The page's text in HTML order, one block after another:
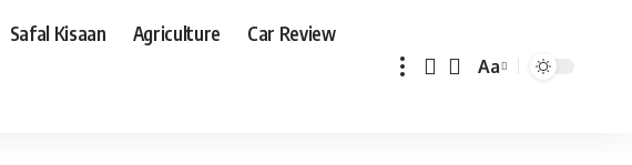
Safal Kisaan Agriculture Car Review
Font
Aa